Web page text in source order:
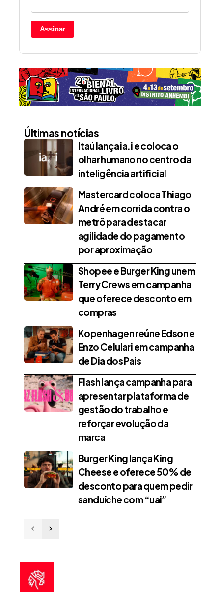
Assinar
Últimas notícias
Itaú lança ia.i e coloca o
olhar humano no centro da
inteligência artificial
Mastercard coloca Thiago
André em corrida contra o
metrô para destacar
agilidade do pagamento
por aproximação
Shopee e Burger King unem
Terry Crews em campanha
que oferece desconto em
compras
Kopenhagen reúne Edson e
Enzo Celulari em campanha
de Dia dos Pais
Flash lança campanha para
apresentar plataforma de
gestão do trabalho e
reforçar evolução da
marca
Burger King lança King
Cheese e oferece 50% de
desconto para quem pedir
sanduíche com “uai”